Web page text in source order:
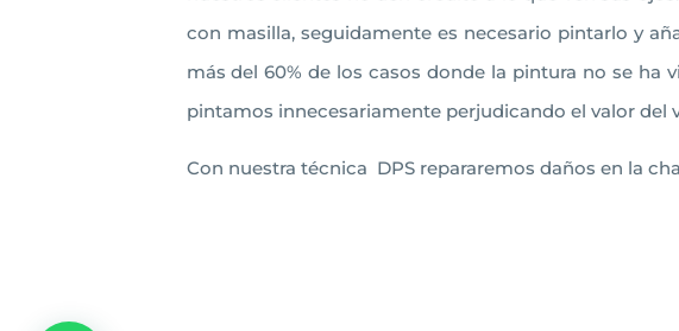
con masilla, seguidamente es necesario pintarlo y
más del 60% de los casos donde la pintura no se ha
pintamos innecesariamente perjudicando el valor del
Con nuestra técnica DPS repararemos daños en la